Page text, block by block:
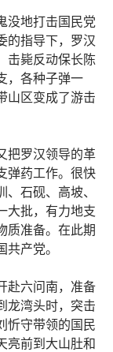
没地打击国民党
的指导下，罗汉
击毙反动保长陈
，各种子弹一
山区变成了游击
把罗汉领导的革
弹药工作。很快
石砚、高坡、
大批，有力地支
质准备。在此期
产党。
赴六问南，准备
龙湾头时，突击
忻守带领的国民
亮前到大山肚和